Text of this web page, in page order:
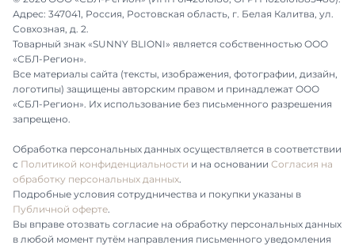
Адрес: 347041, Россия, Ростовская область, г. Белая Калитва, ул.
Совхозная, д. 2.
Товарный знак «SUNNY BLIONI» является собственностью ООО
«СБЛ-Регион».
Все материалы сайта (тексты, изображения, фотографии, дизайн,
логотипы) защищены авторским правом и принадлежат ООО
«СБЛ-Регион». Их использование без письменного разрешения
запрещено.
Обработка персональных данных осуществляется в соответствии
с Политикой конфиденциальности и на основании Согласия на
обработку персональных данных.
Подробные условия сотрудничества и покупки указаны в
Публичной оферте.
Вы вправе отозвать согласие на обработку персональных данных
в любой момент путём направления письменного уведомления